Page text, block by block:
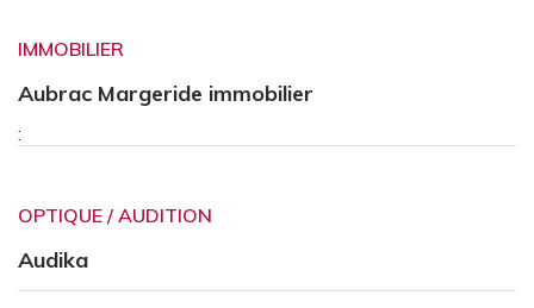
IMMOBILIER
Aubrac Margeride immobilier
:
OPTIQUE / AUDITION
Audika